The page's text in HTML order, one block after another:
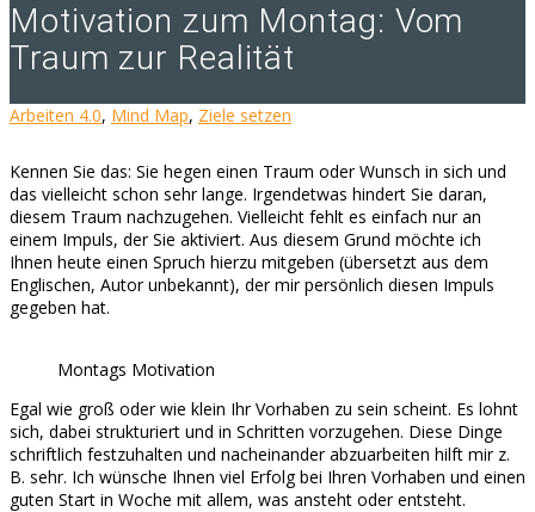
Motivation zum Montag: Vom
Traum zur Realität
Arbeiten 4.0, Mind Map, Ziele setzen
Kennen Sie das: Sie hegen einen Traum oder Wunsch in sich und
das vielleicht schon sehr lange. Irgendetwas hindert Sie daran,
diesem Traum nachzugehen. Vielleicht fehlt es einfach nur an
einem Impuls, der Sie aktiviert. Aus diesem Grund möchte ich
Ihnen heute einen Spruch hierzu mitgeben (übersetzt aus dem
Englischen, Autor unbekannt), der mir persönlich diesen Impuls
gegeben hat.
Montags Motivation
Egal wie groß oder wie klein Ihr Vorhaben zu sein scheint. Es lohnt
sich, dabei strukturiert und in Schritten vorzugehen. Diese Dinge
schriftlich festzuhalten und nacheinander abzuarbeiten hilft mir z.
B. sehr. Ich wünsche Ihnen viel Erfolg bei Ihren Vorhaben und einen
guten Start in Woche mit allem, was ansteht oder entsteht.